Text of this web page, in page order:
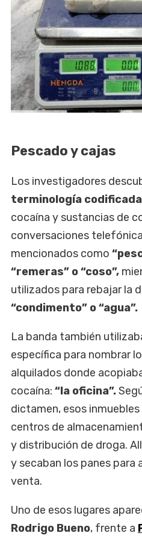
Pescado y cajas
Los investigadores
terminología codificada
cocaína y sustancias de
conversaciones
mencionados como
“remeras” o “coso”,
utilizados para rebajar la
“condimento” o “agua”.
La banda también
específica para nombrar
alquilados donde
cocaína: “la oficina”.
dictamen, esos
centros de
y distribución de droga.
y secaban los panes para
venta.
Uno de esos lugares
Rodrigo Bueno, frente a